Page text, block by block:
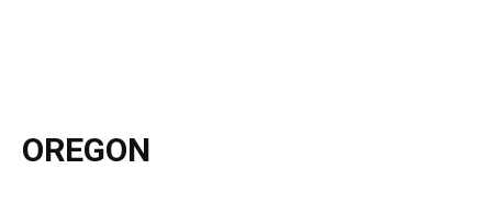
OREGON